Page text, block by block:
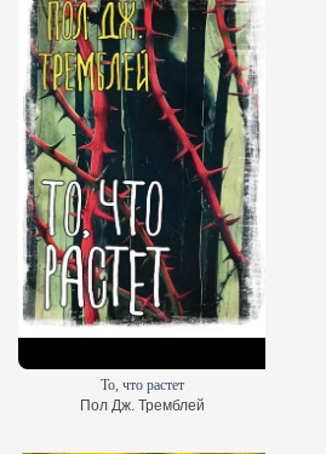
То, что растет
Пол Дж. Тремблей